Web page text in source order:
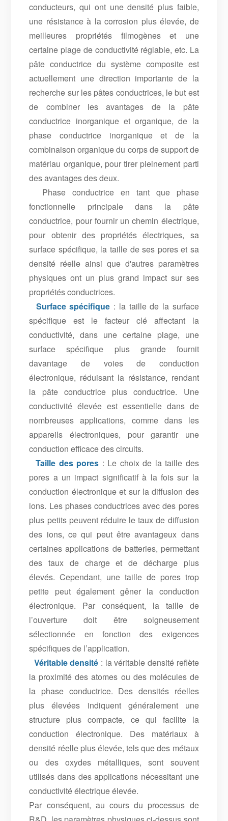
conducteurs, qui ont une densité plus faible,
une résistance à la corrosion plus élevée, de
meilleures propriétés filmogènes et une
certaine plage de conductivité réglable, etc. La
pâte conductrice du système composite est
actuellement une direction importante de la
recherche sur les pâtes conductrices, le but est
de combiner les avantages de la pâte
conductrice inorganique et organique, de la
phase conductrice inorganique et de la
combinaison organique du corps de support de
matériau organique, pour tirer pleinement parti
des avantages des deux.
Phase conductrice en tant que phase
fonctionnelle principale dans la pâte
conductrice, pour fournir un chemin électrique,
pour obtenir des propriétés électriques, sa
surface spécifique, la taille de ses pores et sa
densité réelle ainsi que d'autres paramètres
physiques ont un plus grand impact sur ses
propriétés conductrices.
Surface spécifique : la taille de la surface
spécifique est le facteur clé affectant la
conductivité, dans une certaine plage, une
surface spécifique plus grande fournit
davantage de voies de conduction
électronique, réduisant la résistance, rendant
la pâte conductrice plus conductrice. Une
conductivité élevée est essentielle dans de
nombreuses applications, comme dans les
appareils électroniques, pour garantir une
conduction efficace des circuits.
Taille des pores : Le choix de la taille des
pores a un impact significatif à la fois sur la
conduction électronique et sur la diffusion des
ions. Les phases conductrices avec des pores
plus petits peuvent réduire le taux de diffusion
des ions, ce qui peut être avantageux dans
certaines applications de batteries, permettant
des taux de charge et de décharge plus
élevés. Cependant, une taille de pores trop
petite peut également gêner la conduction
électronique. Par conséquent, la taille de
l’ouverture doit être soigneusement
sélectionnée en fonction des exigences
spécifiques de l’application.
Véritable densité : la véritable densité reflète
la proximité des atomes ou des molécules de
la phase conductrice. Des densités réelles
plus élevées indiquent généralement une
structure plus compacte, ce qui facilite la
conduction électronique. Des matériaux à
densité réelle plus élevée, tels que des métaux
ou des oxydes métalliques, sont souvent
utilisés dans des applications nécessitant une
conductivité électrique élevée.
Par conséquent, au cours du processus de